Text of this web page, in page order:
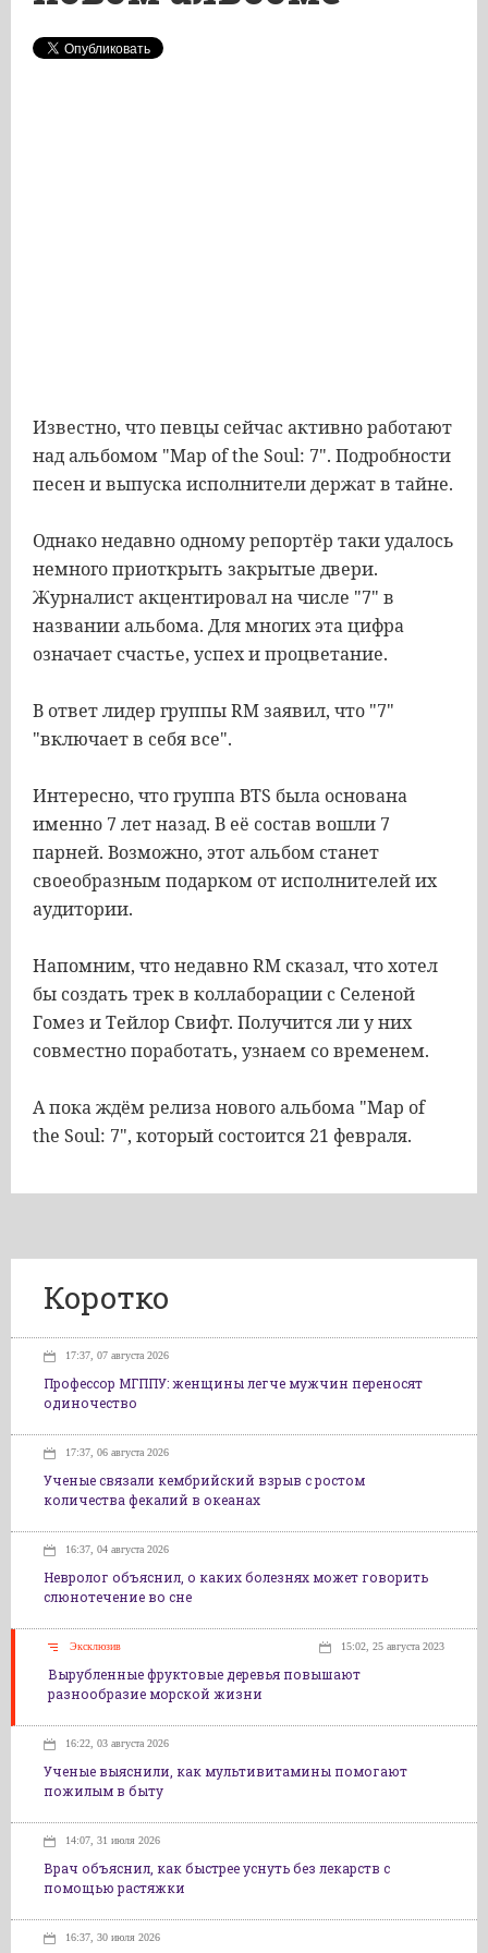
Известно, что певцы сейчас активно работают
над альбомом "Map of the Soul: 7". Подробности
песен и выпуска исполнители держат в тайне.
Однако недавно одному репортёр таки удалось
немного приоткрыть закрытые двери.
Журналист акцентировал на числе "7" в
названии альбома. Для многих эта цифра
означает счастье, успех и процветание.
В ответ лидер группы RM заявил, что "7"
"включает в себя все".
Интересно, что группа BTS была основана
именно 7 лет назад. В её состав вошли 7
парней. Возможно, этот альбом станет
своеобразным подарком от исполнителей их
аудитории.
Напомним, что недавно RM сказал, что хотел
бы создать трек в коллаборации с Селеной
Гомез и Тейлор Свифт. Получится ли у них
совместно поработать, узнаем со временем.
А пока ждём релиза нового альбома "Map of
the Soul: 7", который состоится 21 февраля.
Коротко
17:37, 07 августа 2026
Профессор МГППУ: женщины легче мужчин переносят
одиночество
17:37, 06 августа 2026
Ученые связали кембрийский взрыв с ростом
количества фекалий в океанах
16:37, 04 августа 2026
Невролог объяснил, о каких болезнях может говорить
слюнотечение во сне
Эксклюзив 15:02, 25 августа 2023
Вырубленные фруктовые деревья повышают
разнообразие морской жизни
16:22, 03 августа 2026
Ученые выяснили, как мультивитамины помогают
пожилым в быту
14:07, 31 июля 2026
Врач объяснил, как быстрее уснуть без лекарств с
помощью растяжки
16:37, 30 июля 2026